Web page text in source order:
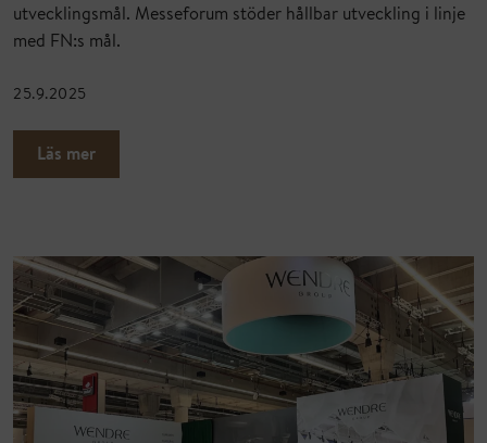
utvecklingsmål. Messeforum stöder hållbar utveckling i linje
med FN:s mål.
25.9.2025
Läs mer